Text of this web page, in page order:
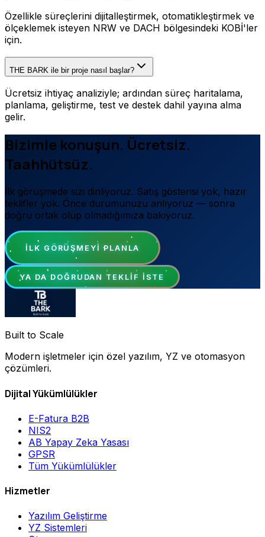
Özellikle süreçlerini dijitalleştirmek, otomatikleştirmek ve
ölçeklemek isteyen NRW ve DACH bölgesindeki KOBİ'ler
için.
THE BARK ile bir proje nasıl başlar?
Ücretsiz ihtiyaç analiziyle; ardından süreç haritalama,
planlama, geliştirme, test ve destek dahil yayına alma
gelir.
Bizimle konuşun. Ücretsiz.
Taahhütsüz.
İlk görüşmede sizi dinliyoruz. Satış gösterisi yok, hazır
teklifler yok. Önce durumunuzu anlıyoruz — sonra
doğru ortak olup olmadığımıza bakıyoruz.
İLK GÖRÜŞMEYI PLANLA
YA DA DOĞRUDAN TEKLIF ISTE
Built to Scale
Modern işletmeler için özel yazılım, YZ ve otomasyon
çözümleri.
Dijital Yükümlülükler
E-Fatura B2B
NIS2
AB Yapay Zeka Yasası
GPSR
Tüm Yükümlülükler
Hizmetler
Yazılım Geliştirme
YZ Sistemleri